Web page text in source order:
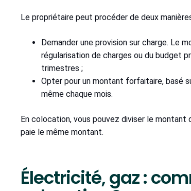
Le propriétaire peut procéder de deux
Demander une provision sur charge. Le
régularisation de charges ou du budget
trimestres ;
Opter pour un montant forfaitaire, basé
même chaque mois.
En colocation, vous pouvez diviser le
paie le même montant.
Électricité, gaz :